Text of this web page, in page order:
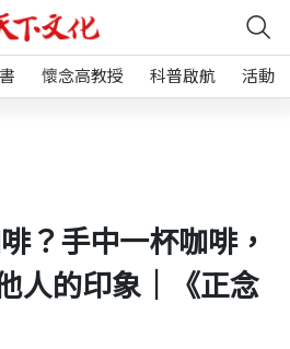
懷念高教授 科普啟航 活動
？手中一杯咖啡，
人的印象｜《正念